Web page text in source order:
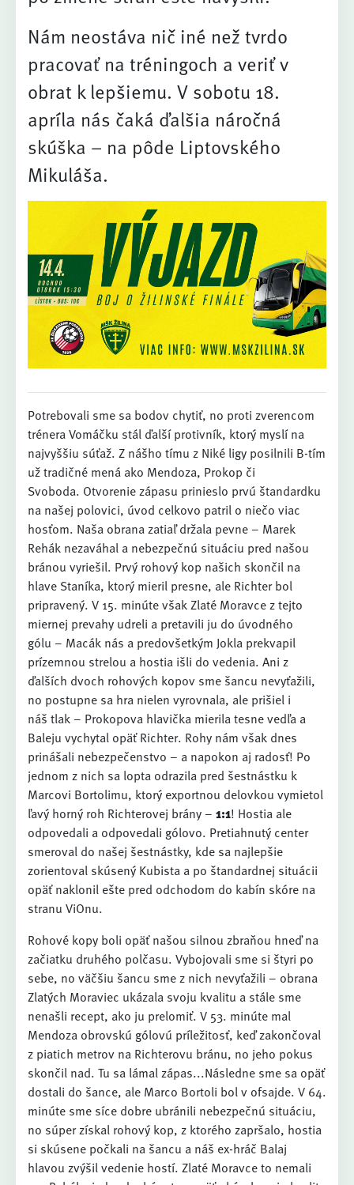
Nám neostáva nič iné než tvrdo
pracovať na tréningoch a veriť v
obrat k lepšiemu. V sobotu 18.
apríla nás čaká ďalšia náročná
skúška – na pôde Liptovského
Mikuláša.
Potrebovali sme sa bodov chytiť, no proti zverencom
trénera Vomáčku stál ďalší protivník, ktorý myslí na
najvyššiu súťaž. Z nášho tímu z Niké ligy posilnili B-tím
už tradičné mená ako Mendoza, Prokop či
Svoboda. Otvorenie zápasu prinieslo prvú štandardku
na našej polovici, úvod celkovo patril o niečo viac
hosťom. Naša obrana zatiaľ držala pevne – Marek
Rehák nezaváhal a nebezpečnú situáciu pred našou
bránou vyriešil. Prvý rohový kop našich skončil na
hlave Staníka, ktorý mieril presne, ale Richter bol
pripravený. V 15. minúte však Zlaté Moravce z tejto
miernej prevahy udreli a pretavili ju do úvodného
gólu – Macák nás a predovšetkým Jokla prekvapil
prízemnou strelou a hostia išli do vedenia. Ani z
ďalších dvoch rohových kopov sme šancu nevyťažili,
no postupne sa hra nielen vyrovnala, ale prišiel i
náš tlak – Prokopova hlavička mierila tesne vedľa a
Baleju vychytal opäť Richter. Rohy nám však dnes
prinášali nebezpečenstvo – a napokon aj radosť! Po
jednom z nich sa lopta odrazila pred šestnástku k
Marcovi Bortolimu, ktorý exportnou delovkou vymietol
ľavý horný roh Richterovej brány – 1:1! Hostia ale
odpovedali a odpovedali gólovo. Pretiahnutý center
smeroval do našej šestnástky, kde sa najlepšie
zorientoval skúsený Kubista a po štandardnej situácii
opäť naklonil ešte pred odchodom do kabín skóre na
stranu ViOnu.
Rohové kopy boli opäť našou silnou zbraňou hneď na
začiatku druhého polčasu. Vybojovali sme si štyri po
sebe, no väčšiu šancu sme z nich nevyťažili – obrana
Zlatých Moraviec ukázala svoju kvalitu a stále sme
nenašli recept, ako ju prelomiť. V 53. minúte mal
Mendoza obrovskú gólovú príležitosť, keď zakončoval
z piatich metrov na Richterovu bránu, no jeho pokus
skončil nad. Tu sa lámal zápas...Následne sme sa opäť
dostali do šance, ale Marco Bortoli bol v ofsajde. V 64.
minúte sme síce dobre ubránili nebezpečnú situáciu,
no súper získal rohový kop, z ktorého zapršalo, hostia
si skúsene počkali na šancu a náš ex-hráč Balaj
hlavou zvýšil vedenie hostí. Zlaté Moravce to nemali